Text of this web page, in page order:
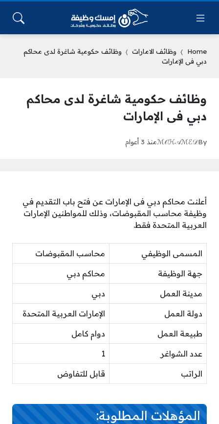
Home وظائف الامارات
وظائف حكومية شاغرة لدى محاكم
دبي فى الإمارات
وظائف حكومية شاغرة لدى محاكم
دبي فى الإمارات
By
ℳ𝒪ℋ𝒜ℳℰ𝒟منذ 3 أعوام
أعلنت محاكم دبي فى الإمارات عن فتح باب التقديم في
وظيفة محاسب المقبوضات، وذلك للمواطنين الإمارات
العربية المتحدة فقط.
المسمى الوظيفي محاسب المقبوضات
جهة الوظيفة محاكم دبي
مدينة العمل دبي
دولة العمل الإمارات العربية المتحدة
طبيعة العمل دوام كامل
عدد الشواغر 1
الراتب قابل للتفاوض
المؤهلات المطلوبة: